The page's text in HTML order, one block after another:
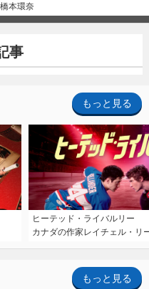
橋本環奈
事
もっと見る
ヒーテッド・ライバルリー
カナダの作家レイチェル・リ
もっと見る